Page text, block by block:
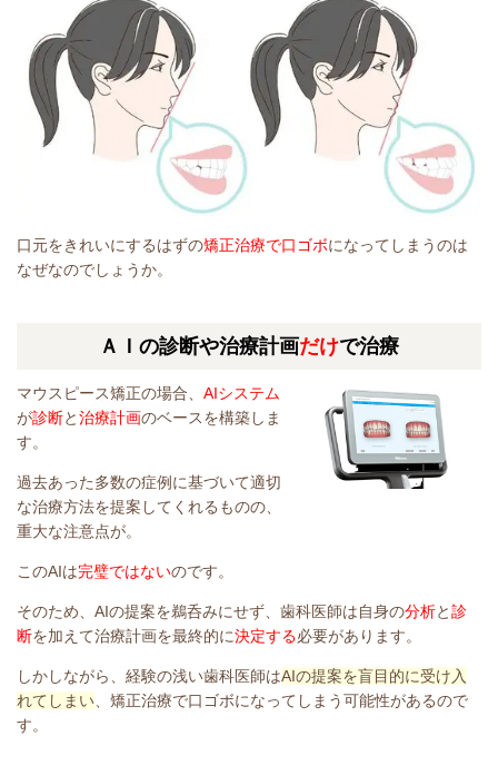
口元をきれいにするはずの矯正治療で口ゴボになってしまうのは
なぜなのでしょうか。
ＡＩの診断や治療計画だけで治療
マウスピース矯正の場合、 AIシステム
が診断と治療計画のベースを構築しま
す。
過去あった多数の症例に基づいて適切
な治療方法を提案してくれるものの、
重大な注意点が。
このAIは完璧ではないのです。
そのため、AIの提案を鵜呑みにせず、歯科医師は自身の分析と診
断を加えて治療計画を最終的に決定する必要があります。
しかしながら、経験の浅い歯科医師はAIの提案を盲目的に受け入
れてしまい、矯正治療で口ゴボになってしまう可能性があるので
す。